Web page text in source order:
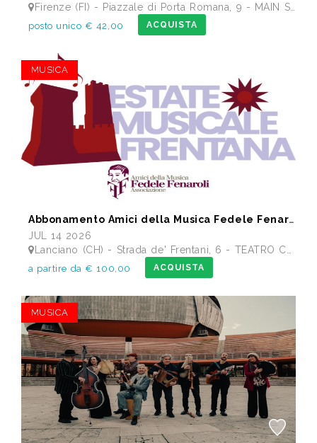
Firenze (FI) - Piazzale di Porta Romana, 9 - MAIN STAGE - Giardino delle Scuderie Reali
posto unico € 42,00 ACQUISTA
MUSICA
Abbonamento Amici della Musica Fedele Fenaroli 17 Concerti dal 14/07 al13/12 2026
JUL 14 2026
Lanciano (CH) - Strada de' Frentani, 6 - TEATRO COMUNALE FEDELE FENAROLI
a partire da € 100,00 ACQUISTA
MUSICA